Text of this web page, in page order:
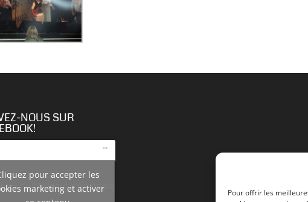
Pour offrir les
NOUS SUR
de Wallonie d'Andenne
pour accepter les
marketing et activer